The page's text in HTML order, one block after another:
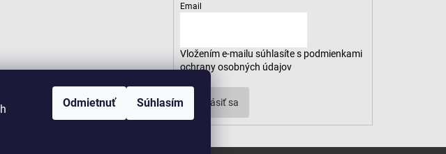
Odmietnuť Súhlasím
Email
Vložením e-mailu súhlasíte s podmienkami
ochrany osobných údajov
Prihlásiť sa